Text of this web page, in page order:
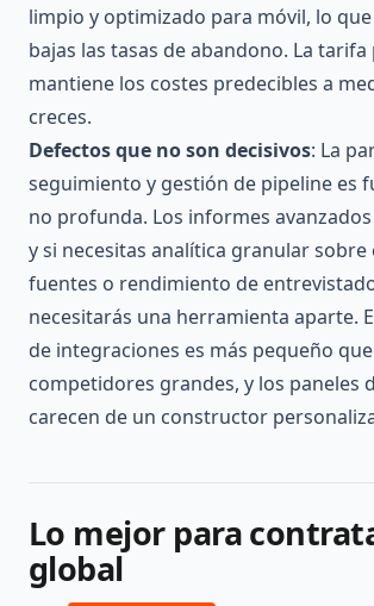
limpio y optimizado para móvil, lo
bajas las tasas de abandono. La tarifa
mantiene los costes predecibles a
creces.
Defectos que no son decisivos: La
seguimiento y gestión de pipeline es
no profunda. Los informes
y si necesitas analítica granular
fuentes o rendimiento de
necesitarás una herramienta aparte.
de integraciones es más pequeño
competidores grandes, y los paneles
carecen de un constructor
Lo mejor para
global